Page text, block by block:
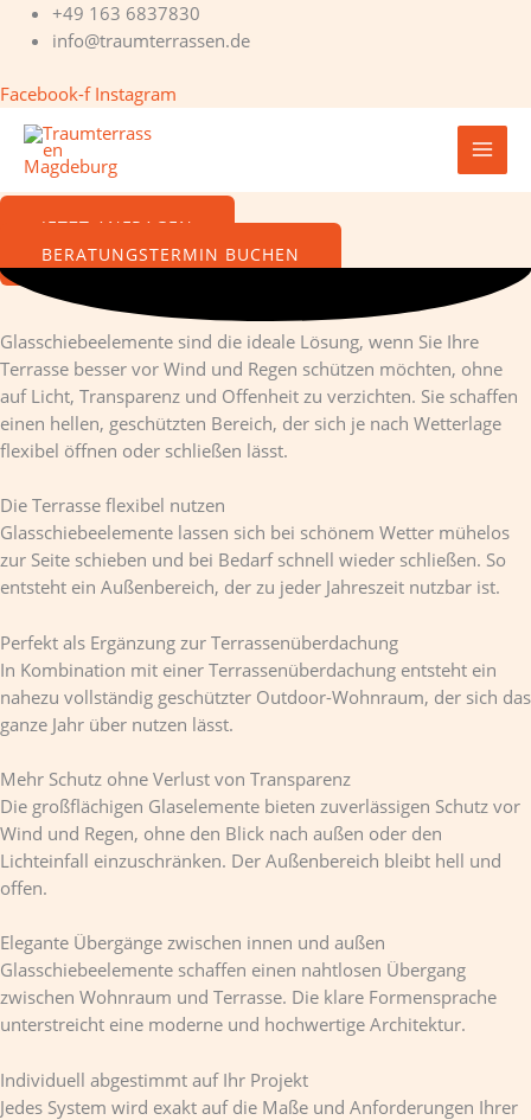
Zum
Inhalt
+49 163 6837830
info@traumterrassen.de
Facebook-f Instagram
Glasschiebeelemente für mehr Schutz, Offenheit und Flexibilität
Flexible Verglasung für Ihre Terrasse \u2013 mehr Schutz bei
voller Transparenz.
JETZT ANFRAGEN
BERATUNGSTERMIN BUCHEN
Glasschiebeelemente sind die ideale Lösung, wenn Sie Ihre
Terrasse besser vor Wind und Regen schützen möchten, ohne
auf Licht, Transparenz und Offenheit zu verzichten. Sie schaffen
einen hellen, geschützten Bereich, der sich je nach Wetterlage
flexibel öffnen oder schließen lässt.
Die Terrasse flexibel nutzen
Glasschiebeelemente lassen sich bei schönem Wetter mühelos
zur Seite schieben und bei Bedarf schnell wieder schließen. So
entsteht ein Außenbereich, der zu jeder Jahreszeit nutzbar ist.
Perfekt als Ergänzung zur Terrassenüberdachung
In Kombination mit einer Terrassenüberdachung entsteht ein
nahezu vollständig geschützter Outdoor-Wohnraum, der sich das
ganze Jahr über nutzen lässt.
Mehr Schutz ohne Verlust von Transparenz
Die großflächigen Glaselemente bieten zuverlässigen Schutz vor
Wind und Regen, ohne den Blick nach außen oder den
Lichteinfall einzuschränken. Der Außenbereich bleibt hell und
offen.
Elegante Übergänge zwischen innen und außen
Glasschiebeelemente schaffen einen nahtlosen Übergang
zwischen Wohnraum und Terrasse. Die klare Formensprache
unterstreicht eine moderne und hochwertige Architektur.
Individuell abgestimmt auf Ihr Projekt
Jedes System wird exakt auf die Maße und Anforderungen Ihrer